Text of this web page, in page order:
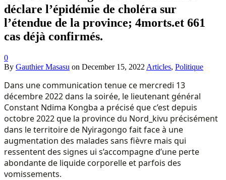
déclare l’épidémie de choléra sur
l’étendue de la province; 4morts.et 661
cas déjà confirmés.
0
By Gauthier Masasu on December 15, 2022 Articles, Politique
Dans une communication tenue ce mercredi 13
décembre 2022 dans la soirée, le lieutenant général
Constant Ndima Kongba a précisé que c’est depuis
octobre 2022 que la province du Nord_kivu précisément
dans le territoire de Nyiragongo fait face à une
augmentation des malades sans fièvre mais qui
ressentent des signes ui s’accompagne d’une perte
abondante de liquide corporelle et parfois des
vomissements.